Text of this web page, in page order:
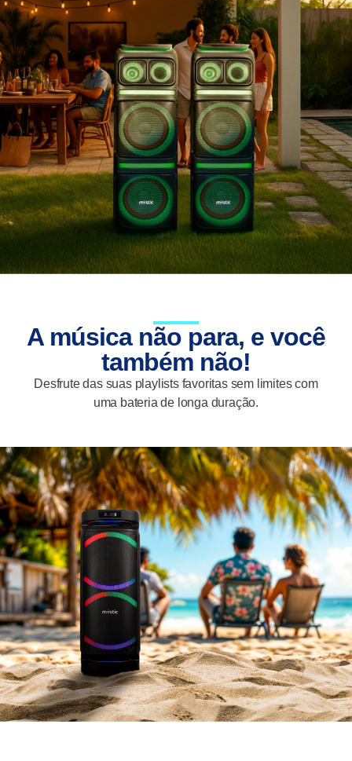
A música não para, e você
também não!
Desfrute das suas playlists favoritas sem limites com
uma bateria de longa duração.